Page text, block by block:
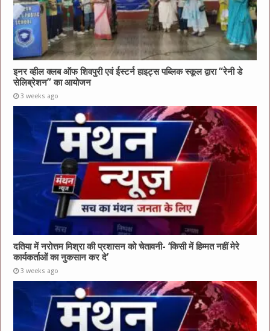
इनर व्हील क्लब ऑफ शिवपुरी एवं ईस्टर्न हाइट्स पब्लिक स्कूल द्वारा “रेनी डे
सेलिब्रेशन” का आयोजन
3 weeks ago
दतिया में नरोत्तम मिश्रा की प्रशासन को चेतावनी- ‘किसी में हिम्मत नहीं मेरे
कार्यकर्ताओं का नुकसान कर दे’
3 weeks ago